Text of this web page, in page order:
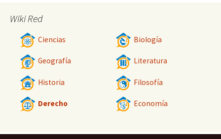
Wiki Red
Ciencias Biología
Geografía Literatura
Historia Filosofía
Derecho Economía